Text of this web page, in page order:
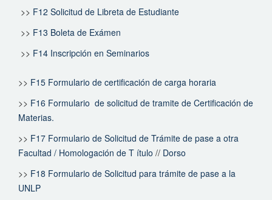
>> F12 Solicitud de Libreta de Estudiante
>> F13 Boleta de Exámen
>> F14 Inscripción en Seminarios
>> F15 Formulario de certificación de carga horaria
>> F16 Formulario de solicitud de tramite de Certificación de
Materias.
>> F17 Formulario de Solicitud de Trámite de pase a otra
Facultad / Homologación de T ítulo // Dorso
>> F18 Formulario de Solicitud para trámite de pase a la
UNLP